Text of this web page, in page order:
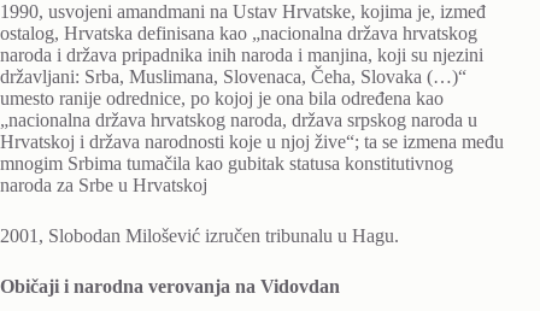
1990, usvojeni amandmani na Ustav Hrvatske, kojima je, izmeđ
ostalog, Hrvatska definisana kao „nacionalna država hrvatskog
naroda i država pripadnika inih naroda i manjina, koji su njezini
državljani: Srba, Muslimana, Slovenaca, Čeha, Slovaka (…)“
umesto ranije odrednice, po kojoj je ona bila određena kao
„nacionalna država hrvatskog naroda, država srpskog naroda u
Hrvatskoj i država narodnosti koje u njoj žive“; ta se izmena među
mnogim Srbima tumačila kao gubitak statusa konstitutivnog
naroda za Srbe u Hrvatskoj
2001, Slobodan Milošević izručen tribunalu u Hagu.
Običaji i narodna verovanja na Vidovdan